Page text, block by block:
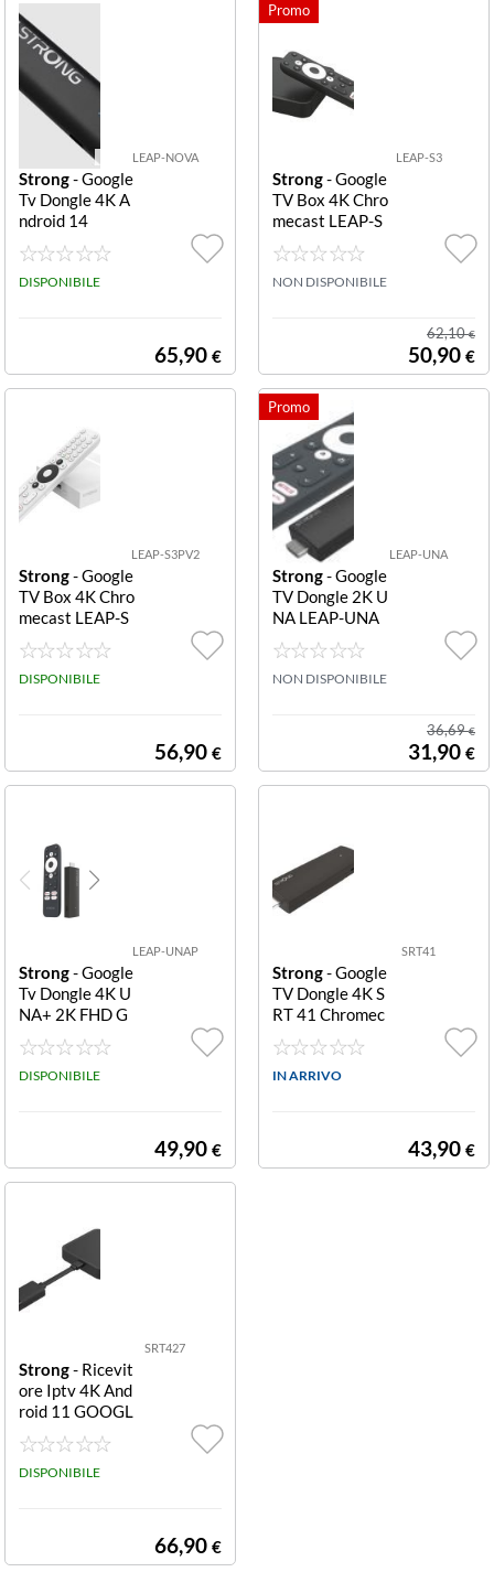
LEAP-NOVA
Strong- Google
Tv Dongle 4K A
ndroid 14
DISPONIBILE
65,90 €
LEAP-S3
Strong- Google
TV Box 4K Chro
mecast LEAP-S
3 GOOGLE TV
BOX 4K S3
NON DISPONIBILE
62,10€
50,90 €
LEAP-S3PV2
Strong- Google
TV Box 4K Chro
mecast LEAP-S
3+V2 GOOGLE
TV BOX 4K S3+
V2
DISPONIBILE
56,90 €
LEAP-UNA
Strong- Google
TV Dongle 2K U
NA LEAP-UNA
GOOGLE TV D
ONGLE 2K UNA
NON DISPONIBILE
36,69€
31,90 €
LEAP-UNAP
Strong- Google
Tv Dongle 4K U
NA+ 2K FHD G
OOGLE CAST G
OOGLE TV AN
DROID 14 GOO
DISPONIBILE
49,90 €
SRT41
Strong- Google
TV Dongle 4K S
RT 41 Chromec
ast SRT41 GOO
GLE TV DONGL
E 4K SRT 41
IN ARRIVO
43,90 €
SRT427
Strong- Ricevit
ore Iptv 4K And
roid 11 GOOGL
E TV BOX DVB-
TS 4K SRT 427
DISPONIBILE
66,90 €